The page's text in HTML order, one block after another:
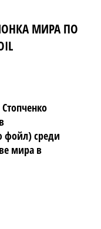
МИРА ПО
фойл) среди
мира в